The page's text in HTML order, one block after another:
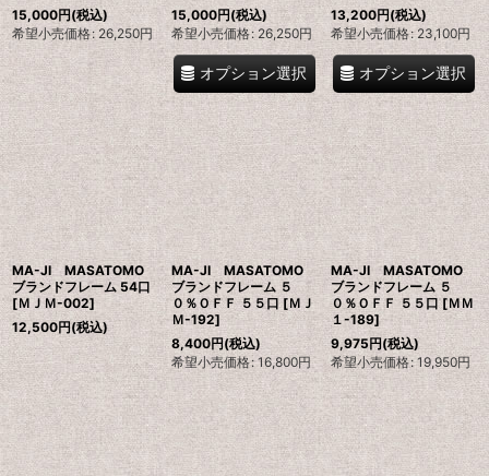
15,000円(税込)
希望小売価格: 26,250円
15,000円(税込)
希望小売価格: 26,250円
オプション選択
13,200円(税込)
希望小売価格: 23,100円
オプション選択
MA-JI MASATOMO
ブランドフレーム 54口
[ＭＪＭ-002]
12,500円(税込)
MA-JI MASATOMO
ブランドフレーム ５
０％ＯＦＦ ５５口 [ＭＪ
Ｍ-192]
8,400円(税込)
希望小売価格: 16,800円
MA-JI MASATOMO
ブランドフレーム ５
０％ＯＦＦ ５５口 [ＭＭ
１-189]
9,975円(税込)
希望小売価格: 19,950円